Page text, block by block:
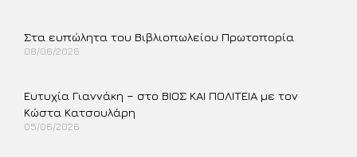
Στα ευπώλητα του Βιβλιοπωλείου Πρωτοπορία
08/06/2026
Ευτυχία Γιαννάκη – στο ΒΙΟΣ ΚΑΙ ΠΟΛΙΤΕΙΑ με τον
Κώστα Κατσουλάρη
05/06/2026